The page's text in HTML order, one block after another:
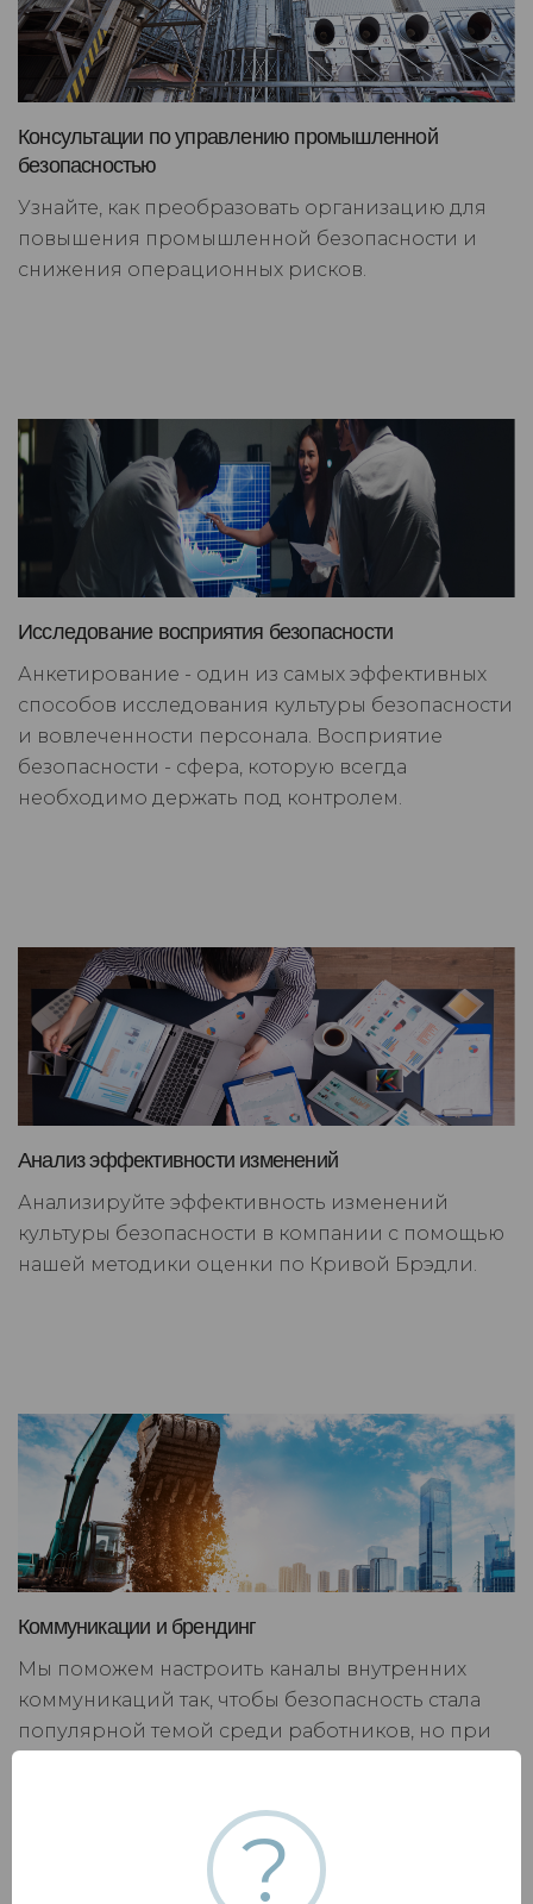
Консультации по управлению промышленной
безопасностью
Узнайте, как преобразовать организацию для
повышения промышленной безопасности и
снижения операционных рисков.
Исследование восприятия безопасности
Анкетирование - один из самых эффективных
способов исследования культуры безопасности
и вовлеченности персонала. Восприятие
безопасности - сфера, которую всегда
необходимо держать под контролем.
Анализ эффективности изменений
Анализируйте эффективность изменений
культуры безопасности в компании с помощью
нашей методики оценки по Кривой Брэдли.
Коммуникации и брендинг
Мы поможем настроить каналы внутренних
коммуникаций так, чтобы безопасность стала
популярной темой среди работников, но при
?